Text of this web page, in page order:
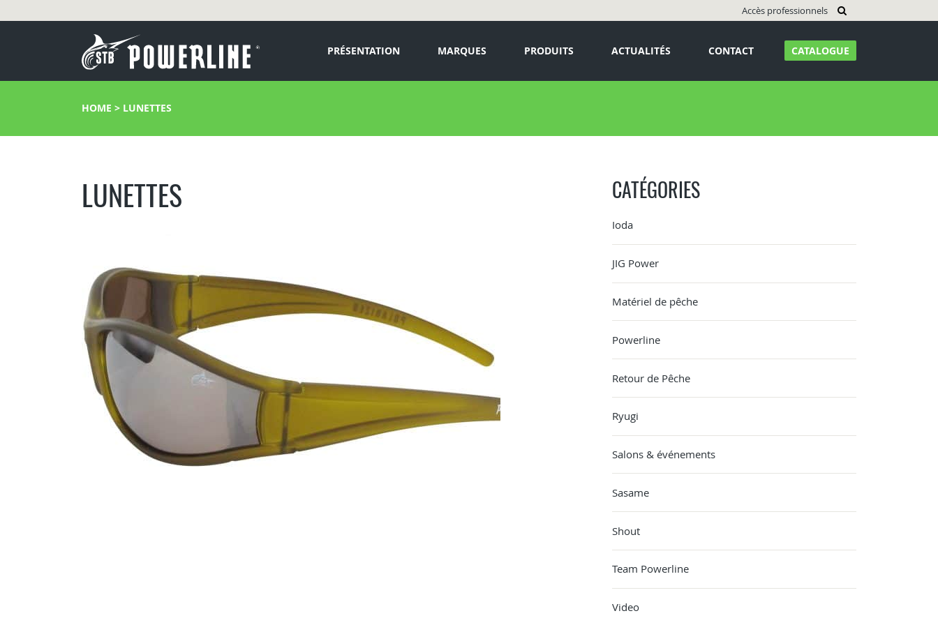
Accès professionnels
PRÉSENTATION MARQUES PRODUITS ACTUALITÉS CONTACT CATALOGUE
HOME > LUNETTES
LUNETTES CATÉGORIES
Ioda
JIG Power
Matériel de pêche
Powerline
Retour de Pêche
Ryugi
Salons & événements
Sasame
Shout
Team Powerline
Video